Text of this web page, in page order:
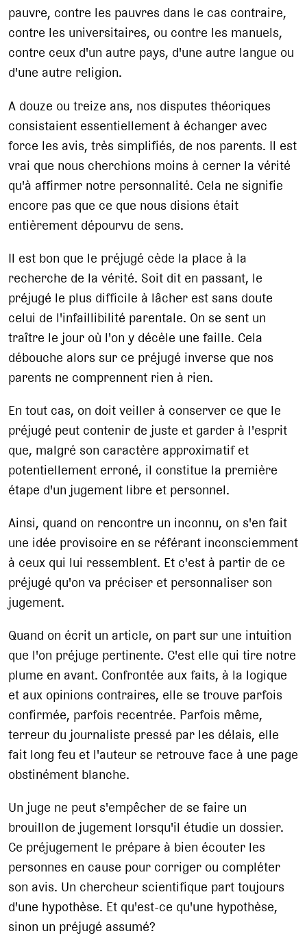
pauvre, contre les pauvres dans le cas contraire,
contre les universitaires, ou contre les manuels,
contre ceux d'un autre pays, d'une autre langue ou
d'une autre religion.
A douze ou treize ans, nos disputes théoriques
consistaient essentiellement à échanger avec
force les avis, très simplifiés, de nos parents. Il est
vrai que nous cherchions moins à cerner la vérité
qu'à affirmer notre personnalité. Cela ne signifie
encore pas que ce que nous disions était
entièrement dépourvu de sens.
Il est bon que le préjugé cède la place à la
recherche de la vérité. Soit dit en passant, le
préjugé le plus difficile à lâcher est sans doute
celui de l'infaillibilité parentale. On se sent un
traître le jour où l'on y décèle une faille. Cela
débouche alors sur ce préjugé inverse que nos
parents ne comprennent rien à rien.
En tout cas, on doit veiller à conserver ce que le
préjugé peut contenir de juste et garder à l'esprit
que, malgré son caractère approximatif et
potentiellement erroné, il constitue la première
étape d'un jugement libre et personnel.
Ainsi, quand on rencontre un inconnu, on s'en fait
une idée provisoire en se référant inconsciemment
à ceux qui lui ressemblent. Et c'est à partir de ce
préjugé qu'on va préciser et personnaliser son
jugement.
Quand on écrit un article, on part sur une intuition
que l'on préjuge pertinente. C'est elle qui tire notre
plume en avant. Confrontée aux faits, à la logique
et aux opinions contraires, elle se trouve parfois
confirmée, parfois recentrée. Parfois même,
terreur du journaliste pressé par les délais, elle
fait long feu et l'auteur se retrouve face à une page
obstinément blanche.
Un juge ne peut s'empêcher de se faire un
brouillon de jugement lorsqu'il étudie un dossier.
Ce préjugement le prépare à bien écouter les
personnes en cause pour corriger ou compléter
son avis. Un chercheur scientifique part toujours
d'une hypothèse. Et qu'est-ce qu'une hypothèse,
sinon un préjugé assumé?